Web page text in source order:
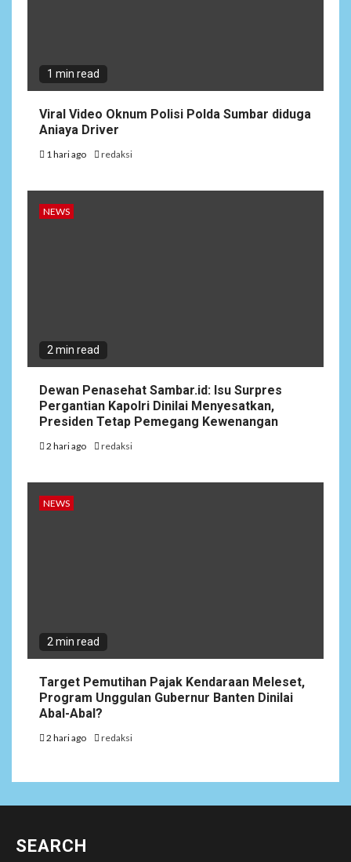
1 min read
Viral Video Oknum Polisi Polda Sumbar diduga
Aniaya Driver
1 hari ago redaksi
NEWS
2 min read
Dewan Penasehat Sambar.id: Isu Surpres
Pergantian Kapolri Dinilai Menyesatkan,
Presiden Tetap Pemegang Kewenangan
2 hari ago redaksi
NEWS
2 min read
Target Pemutihan Pajak Kendaraan Meleset,
Program Unggulan Gubernur Banten Dinilai
Abal-Abal?
2 hari ago redaksi
SEARCH